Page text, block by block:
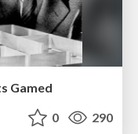
Gamed
0 290